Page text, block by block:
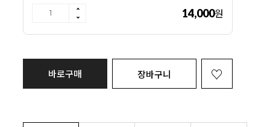
14,000원
바로구매 장바구니